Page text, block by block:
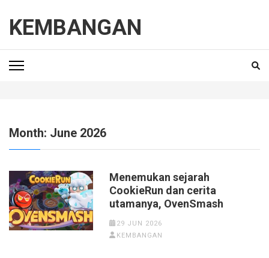
content
(Press
Enter)
KEMBANGAN
Month: June 2026
Menemukan sejarah
CookieRun dan cerita
utamanya, OvenSmash
29 JUN 2026
KEMBANGAN